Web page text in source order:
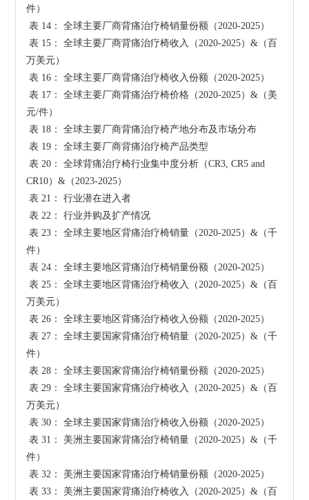
件）
表 14： 全球主要厂商背痛治疗椅销量份额（2020-2025）
表 15： 全球主要厂商背痛治疗椅收入（2020-2025）&（百
万美元）
表 16： 全球主要厂商背痛治疗椅收入份额（2020-2025）
表 17： 全球主要厂商背痛治疗椅价格（2020-2025）&（美
元/件）
表 18： 全球主要厂商背痛治疗椅产地分布及市场分布
表 19： 全球主要厂商背痛治疗椅产品类型
表 20： 全球背痛治疗椅行业集中度分析（CR3, CR5 and
CR10）&（2023-2025）
表 21： 行业潜在进入者
表 22： 行业并购及扩产情况
表 23： 全球主要地区背痛治疗椅销量（2020-2025）&（千
件）
表 24： 全球主要地区背痛治疗椅销量份额（2020-2025）
表 25： 全球主要地区背痛治疗椅收入（2020-2025）&（百
万美元）
表 26： 全球主要地区背痛治疗椅收入份额（2020-2025）
表 27： 全球主要国家背痛治疗椅销量（2020-2025）&（千
件）
表 28： 全球主要国家背痛治疗椅销量份额（2020-2025）
表 29： 全球主要国家背痛治疗椅收入（2020-2025）&（百
万美元）
表 30： 全球主要国家背痛治疗椅收入份额（2020-2025）
表 31： 美洲主要国家背痛治疗椅销量（2020-2025）&（千
件）
表 32： 美洲主要国家背痛治疗椅销量份额（2020-2025）
表 33： 美洲主要国家背痛治疗椅收入（2020-2025）&（百